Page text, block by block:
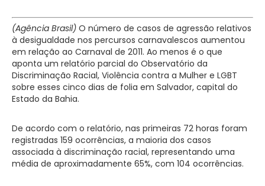
(Agência Brasil) O número de casos de agressão relativos
à desigualdade nos percursos carnavalescos aumentou
em relação ao Carnaval de 2011. Ao menos é o que
aponta um relatório parcial do Observatório da
Discriminação Racial, Violência contra a Mulher e LGBT
sobre esses cinco dias de folia em Salvador, capital do
Estado da Bahia.
De acordo com o relatório, nas primeiras 72 horas foram
registradas 159 ocorrências, a maioria dos casos
associada à discriminação racial, representando uma
média de aproximadamente 65%, com 104 ocorrências.